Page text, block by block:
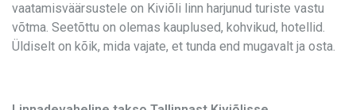
vaatamisväärsustele on Kiviõli linn harjunud turiste vastu
võtma. Seetõttu on olemas kauplused, kohvikud, hotellid.
Üldiselt on kõik, mida vajate, et tunda end mugavalt ja osta.